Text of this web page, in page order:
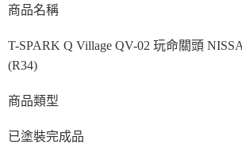
商品名稱
T-SPARK Q Village QV-02 玩命關頭
(R34)
商品類型
已塗裝完成品